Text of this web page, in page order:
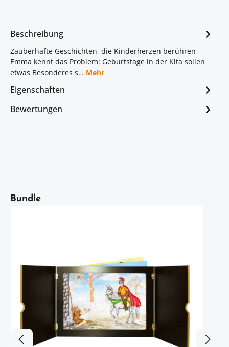
Beschreibung
Zauberhafte Geschichten, die Kinderherzen berühren
Emma kennt das Problem: Geburtstage in der Kita sollen
etwas Besonderes s… Mehr
Eigenschaften
Bewertungen
Artikelgalerie überspringen
Bundle